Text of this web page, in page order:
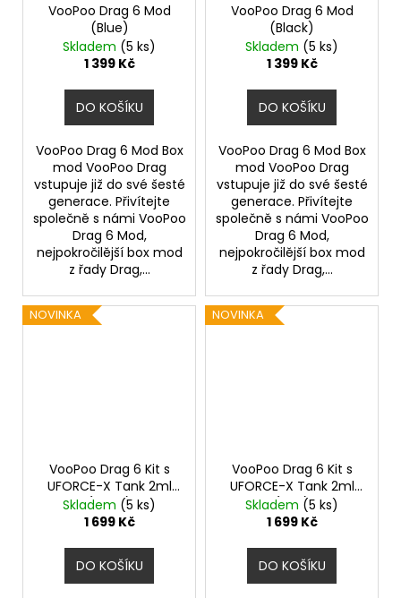
VooPoo Drag 6 Mod
(Blue)
Skladem (5 ks)
1 399 Kč
DO KOŠÍKU
VooPoo Drag 6 Mod Box
mod VooPoo Drag
vstupuje již do své šesté
generace. Přivítejte
společně s námi VooPoo
Drag 6 Mod,
nejpokročilější box mod
z řady Drag,...
VooPoo Drag 6 Mod
(Black)
Skladem (5 ks)
1 399 Kč
DO KOŠÍKU
VooPoo Drag 6 Mod Box
mod VooPoo Drag
vstupuje již do své šesté
generace. Přivítejte
společně s námi VooPoo
Drag 6 Mod,
nejpokročilější box mod
z řady Drag,...
NOVINKA
VooPoo Drag 6 Kit s
UFORCE-X Tank 2ml
(Silver)
Skladem (5 ks)
1 699 Kč
DO KOŠÍKU
NOVINKA
VooPoo Drag 6 Kit s
UFORCE-X Tank 2ml
(Red)
Skladem (5 ks)
1 699 Kč
DO KOŠÍKU